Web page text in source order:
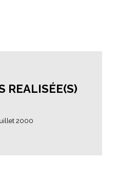
REALISÉE(S)
2000